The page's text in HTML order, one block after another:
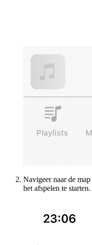
Navigeer naar de map
het afspelen te starten.